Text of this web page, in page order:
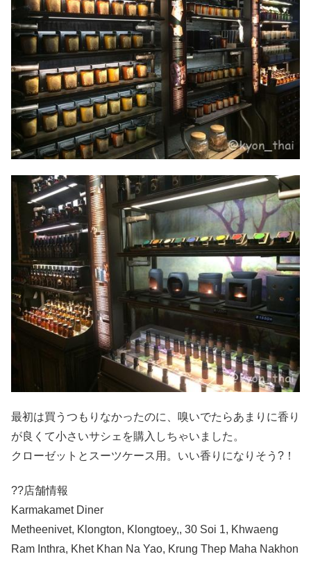
最初は買うつもりなかったのに、嗅いでたらあまりに香り
が良くて小さいサシェを購入しちゃいました。
クローゼットとスーツケース用。いい香りになりそう?！
??店舗情報
Karmakamet Diner
Metheenivet, Klongton, Klongtoey,, 30 Soi 1, Khwaeng
Ram Inthra, Khet Khan Na Yao, Krung Thep Maha Nakhon